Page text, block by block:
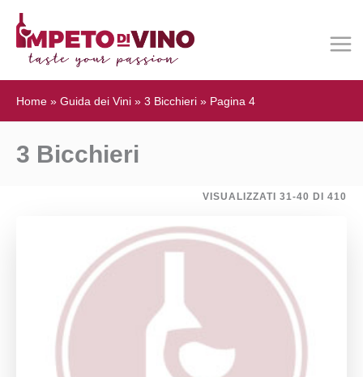
Home » Guida dei Vini » 3 Bicchieri » Pagina 4
3 Bicchieri
VISUALIZZATI 31-40 DI 410